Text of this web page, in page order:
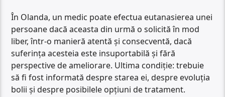
În Olanda, un medic poate efectua eutanasierea unei
persoane dacă aceasta din urmă o solicită în mod
liber, într-o manieră atentă și consecventă, dacă
suferința acesteia este insuportabilă și fără
perspective de ameliorare. Ultima condiție: trebuie
să fi fost informată despre starea ei, despre evoluția
bolii și despre posibilele opțiuni de tratament.